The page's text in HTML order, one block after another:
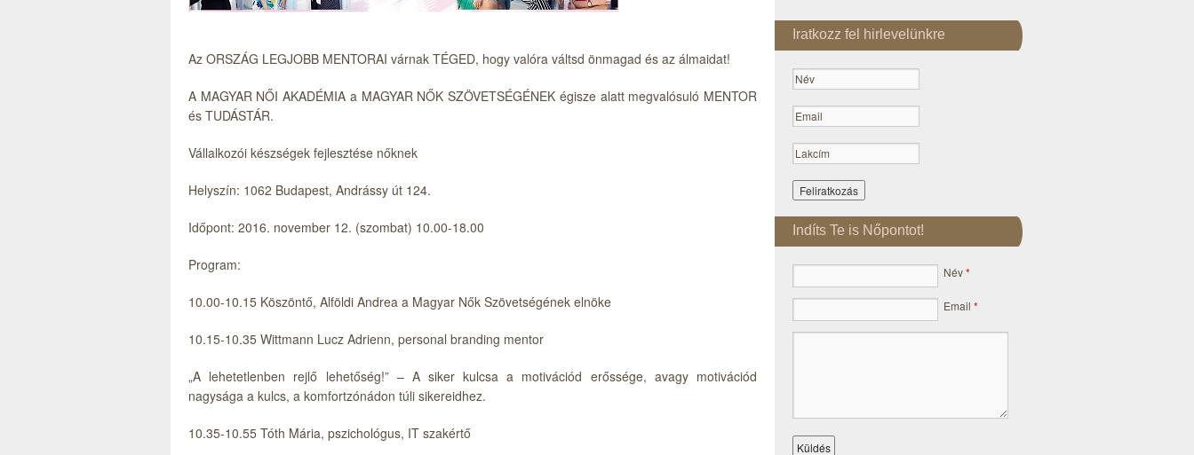
Az ORSZÁG LEGJOBB MENTORAI várnak TÉGED, hogy valóra váltsd önmagad és az álmaidat!
A MAGYAR NŐI AKADÉMIA a MAGYAR NŐK SZÖVETSÉGÉNEK égisze alatt megvalósuló MENTOR
és TUDÁSTÁR.
Vállalkozói készségek fejlesztése nőknek
Helyszín: 1062 Budapest, Andrássy út 124.
Időpont: 2016. november 12. (szombat) 10.00-18.00
Program:
10.00-10.15 Köszöntő, Alföldi Andrea a Magyar Nők Szövetségének elnöke
10.15-10.35 Wittmann Lucz Adrienn, personal branding mentor
„A lehetetlenben rejlő lehetőség!” – A siker kulcsa a motivációd erőssége, avagy motivációd
nagysága a kulcs, a komfortzónádon túli sikereidhez.
10.35-10.55 Tóth Mária, pszichológus, IT szakértő
Iratkozz fel hirlevelünkre
Indíts Te is Nőpontot!
Név*
Email *